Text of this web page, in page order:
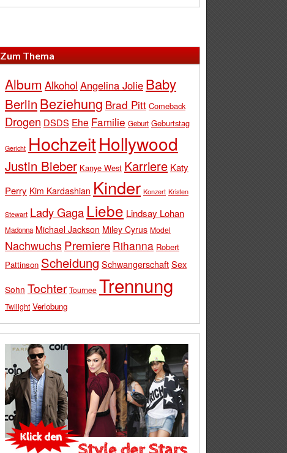
Zum Thema
Album Alkohol Angelina Jolie Baby
Berlin Beziehung Brad Pitt Comeback
Drogen DSDS Ehe Familie Geburt Geburtstag
Gericht HochzeitHollywood
Justin Bieber Kanye West Karriere Katy
Perry Kim Kardashian Kinder Konzert Kristen
Stewart Lady Gaga Liebe Lindsay Lohan
Madonna Michael Jackson Miley Cyrus Model
Nachwuchs Premiere Rihanna Robert
Pattinson Scheidung SchwangerschaftSex
Sohn Tochter Tournee Trennung
Twilight Verlobung